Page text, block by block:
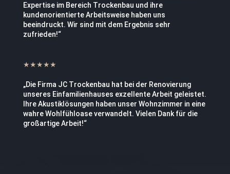
Expertise im Bereich Trockenbau und ihre
kundenorientierte Arbeitsweise haben uns
beeindruckt. Wir sind mit dem Ergebnis sehr
zufrieden!“
★★★★★
„Die Firma JC Trockenbau hat bei der Renovierung
unseres Einfamilienhauses exzellente Arbeit geleistet.
Ihre Akustiklösungen haben unser Wohnzimmer in eine
wahre Wohlfühloase verwandelt. Vielen Dank für die
großartige Arbeit!“